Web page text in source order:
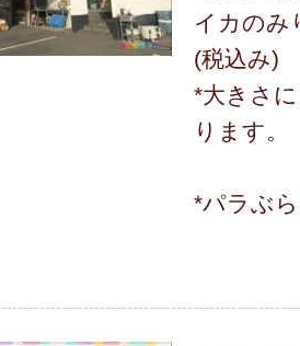
イカのみ
(税込み)
*大きさ
ります。
*パラぶ